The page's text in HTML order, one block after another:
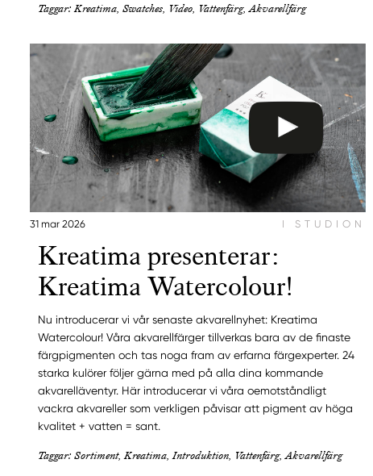
Taggar: Kreatima, Swatches, Video, Vattenfärg, Akvarellfärg
31 mar 2026 I STUDION
Kreatima presenterar:
Kreatima Watercolour!
Nu introducerar vi vår senaste akvarellnyhet: Kreatima
Watercolour! Våra akvarellfärger tillverkas bara av de finaste
färgpigmenten och tas noga fram av erfarna färgexperter. 24
starka kulörer följer gärna med på alla dina kommande
akvarelläventyr. Här introducerar vi våra oemotståndligt
vackra akvareller som verkligen påvisar att pigment av höga
kvalitet + vatten = sant.
Taggar: Sortiment, Kreatima, Introduktion, Vattenfärg, Akvarellfärg